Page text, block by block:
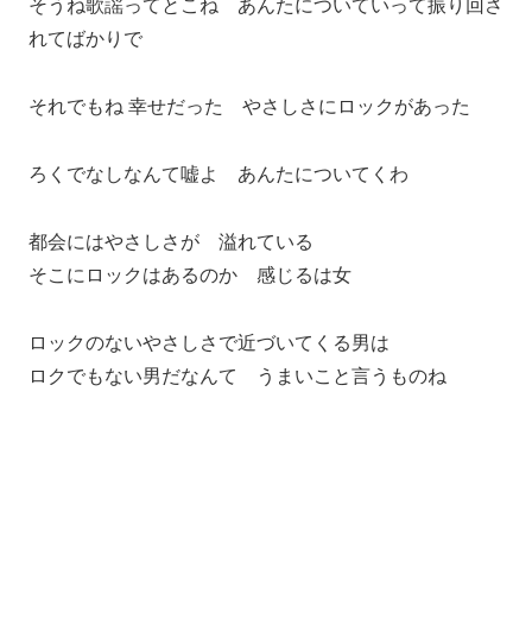
そうね歌謡ってとこね あんたについていって振り回さ
れてばかりで
それでもね 幸せだった やさしさにロックがあった
ろくでなしなんて嘘よ あんたについてくわ
都会にはやさしさが 溢れている
そこにロックはあるのか 感じるは女
ロックのないやさしさで近づいてくる男は
ロクでもない男だなんて うまいこと言うものね